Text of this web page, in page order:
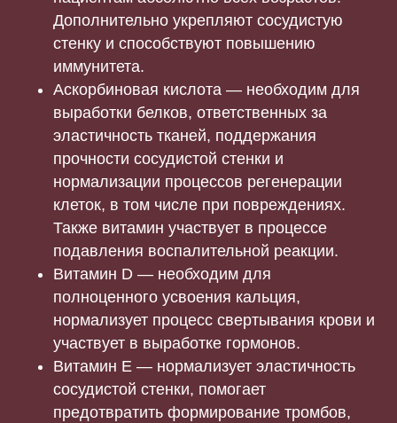
Дополнительно укрепляют сосудистую
стенку и способствуют повышению
иммунитета.
Аскорбиновая кислота — необходим для
выработки белков, ответственных за
эластичность тканей, поддержания
прочности сосудистой стенки и
нормализации процессов регенерации
клеток, в том числе при повреждениях.
Также витамин участвует в процессе
подавления воспалительной реакции.
Витамин D — необходим для
полноценного усвоения кальция,
нормализует процесс свертывания крови и
участвует в выработке гормонов.
Витамин Е — нормализует эластичность
сосудистой стенки, помогает
предотвратить формирование тромбов,